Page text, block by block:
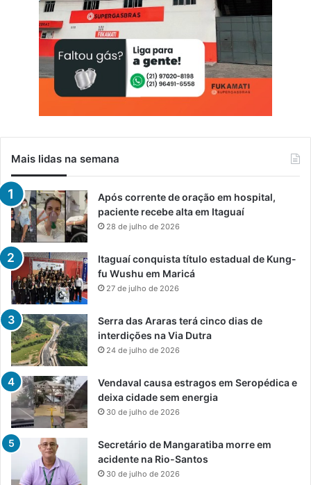
Mais lidas na semana
Após corrente de oração em hospital,
paciente recebe alta em Itaguaí
28 de julho de 2026
Itaguaí conquista título estadual de Kung-
fu Wushu em Maricá
27 de julho de 2026
Serra das Araras terá cinco dias de
interdições na Via Dutra
24 de julho de 2026
Vendaval causa estragos em Seropédica e
deixa cidade sem energia
30 de julho de 2026
Secretário de Mangaratiba morre em
acidente na Rio-Santos
30 de julho de 2026